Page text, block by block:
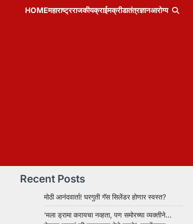
HOMEमहाराष्ट्रराजकीयक्राईमक्रीडातंत्रज्ञानआरोग्य
Recent Posts
मोठी आनंदवार्ता! घरगुती गॅस सिलेंडर होणार स्वस्त?
‘मला ड्रामा करायचा नव्हता, पण समोरच्या व्यक्तीने…